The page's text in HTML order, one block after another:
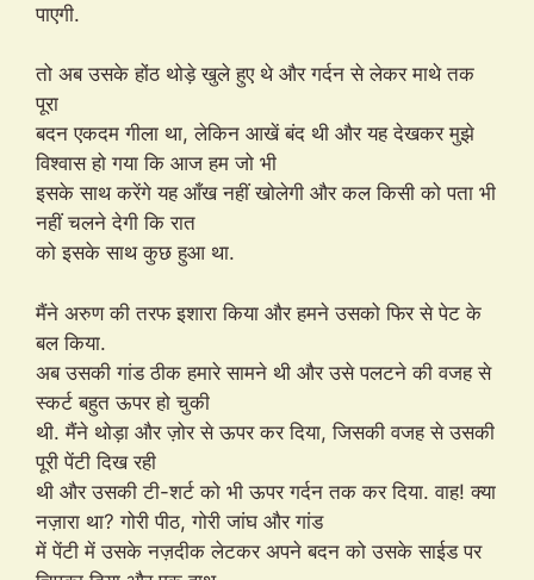
पाएगी.
तो अब उसके होंठ थोड़े खुले हुए थे और गर्दन से लेकर माथे तक
पूरा
बदन एकदम गीला था, लेकिन आखें बंद थी और यह देखकर मुझे
विश्वास हो गया कि आज हम जो भी
इसके साथ करेंगे यह आँख नहीं खोलेगी और कल किसी को पता भी
नहीं चलने देगी कि रात
को इसके साथ कुछ हुआ था.
मैंने अरुण की तरफ इशारा किया और हमने उसको फिर से पेट के
बल किया.
अब उसकी गांड ठीक हमारे सामने थी और उसे पलटने की वजह से
स्कर्ट बहुत ऊपर हो चुकी
थी. मैंने थोड़ा और ज़ोर से ऊपर कर दिया, जिसकी वजह से उसकी
पूरी पेंटी दिख रही
थी और उसकी टी-शर्ट को भी ऊपर गर्दन तक कर दिया. वाह! क्या
नज़ारा था? गोरी पीठ, गोरी जांघ और गांड
में पेंटी में उसके नज़दीक लेटकर अपने बदन को उसके साईड पर